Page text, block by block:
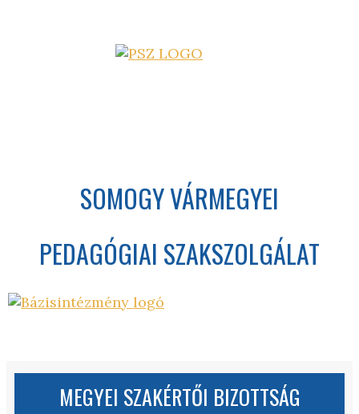
SOMOGY VÁRMEGYEI
PEDAGÓGIAI SZAKSZOLGÁLAT
MEGYEI SZAKÉRTŐI BIZOTTSÁG